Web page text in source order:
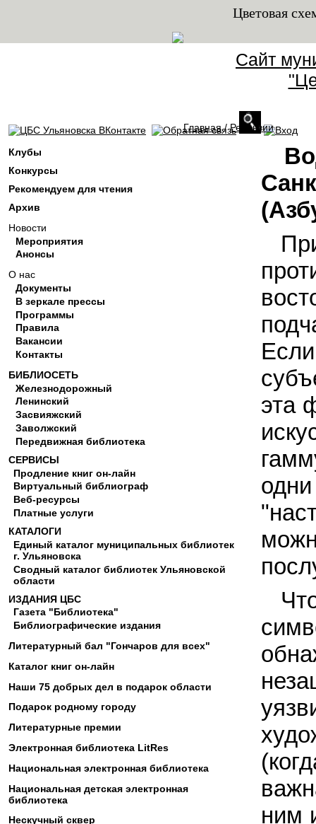
Цветовая
Сайт
Главная / Рецензии
Клубы
Конкурсы
Рекомендуем для чтения
Архив
Новости
Мероприятия
Анонсы
О нас
Документы
В зеркале прессы
Программы
Правила
Вакансии
Контакты
БИБЛИОСЕТЬ
Железнодорожный
Ленинский
Засвияжский
Заволжский
Передвижная библиотека
СЕРВИСЫ
Продление книг он-лайн
Виртуальный библиограф
Веб-ресурсы
Платные услуги
КАТАЛОГИ
Единый каталог муниципальных библиотек
г. Ульяновска
Сводный каталог библиотек Ульяновской
области
ИЗДАНИЯ ЦБС
Газета "Библиотека"
Библиографические издания
Литературный бал "Гончаров для всех"
Каталог книг он-лайн
Наши 75 добрых дел в подарок области
Подарок родному городу
Литературные премии
Электронная библиотека LitRes
Национальная электронная библиотека
Национальная детская электронная
библиотека
Нескучный сквер
эта
ним